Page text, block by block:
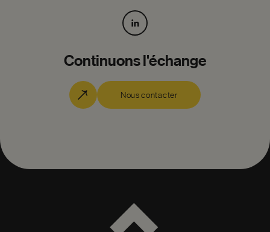
Continuons l'échange
Nous contacter